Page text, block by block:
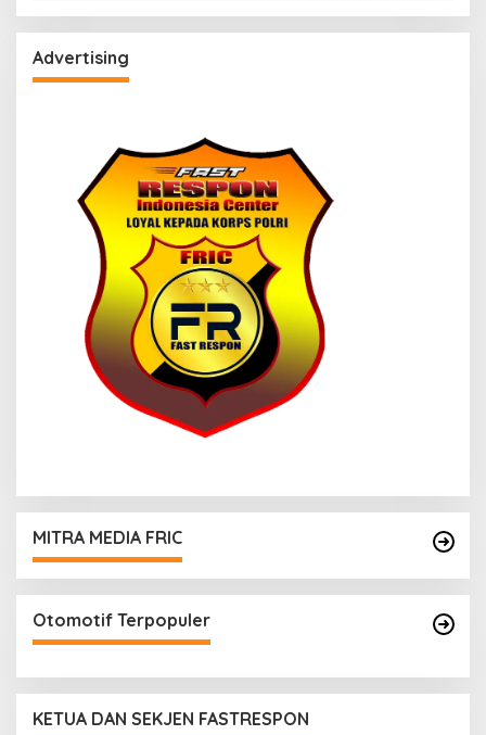
Advertising
MITRA MEDIA FRIC
Otomotif Terpopuler
KETUA DAN SEKJEN FASTRESPON